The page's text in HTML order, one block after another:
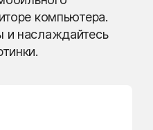
компьютера.
наслаждайтесь